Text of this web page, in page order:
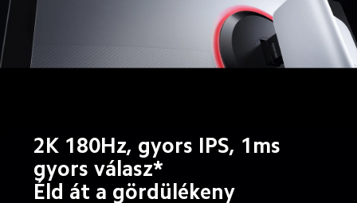
2K 180Hz, gyors IPS, 1ms
gyors válasz*
Éld át a gördülékeny